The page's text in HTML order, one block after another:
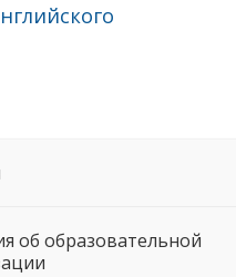
об образовательной